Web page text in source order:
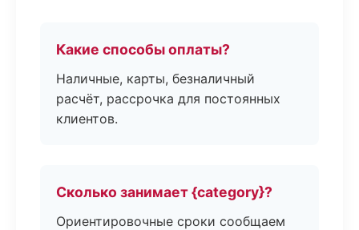
Какие способы оплаты?
Наличные, карты, безналичный
расчёт, рассрочка для постоянных
клиентов.
Сколько занимает {category}?
Ориентировочные сроки сообщаем